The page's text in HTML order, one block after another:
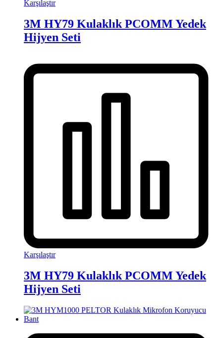
Karşılaştır
3M HY79 Kulaklık PCOMM Yedek
Hijyen Seti
Karşılaştır
3M HY79 Kulaklık PCOMM Yedek
Hijyen Seti